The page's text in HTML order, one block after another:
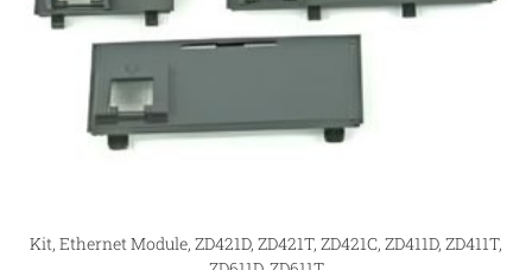
Kit, Ethernet Module, ZD421D, ZD421T, ZD421C, ZD411D, ZD411T,